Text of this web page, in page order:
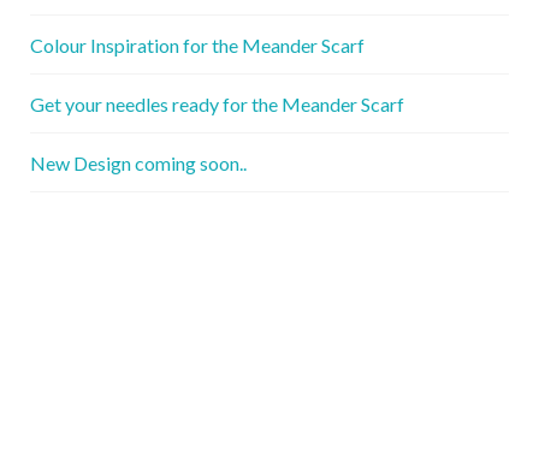
Colour Inspiration for the Meander Scarf
Get your needles ready for the Meander Scarf
New Design coming soon..